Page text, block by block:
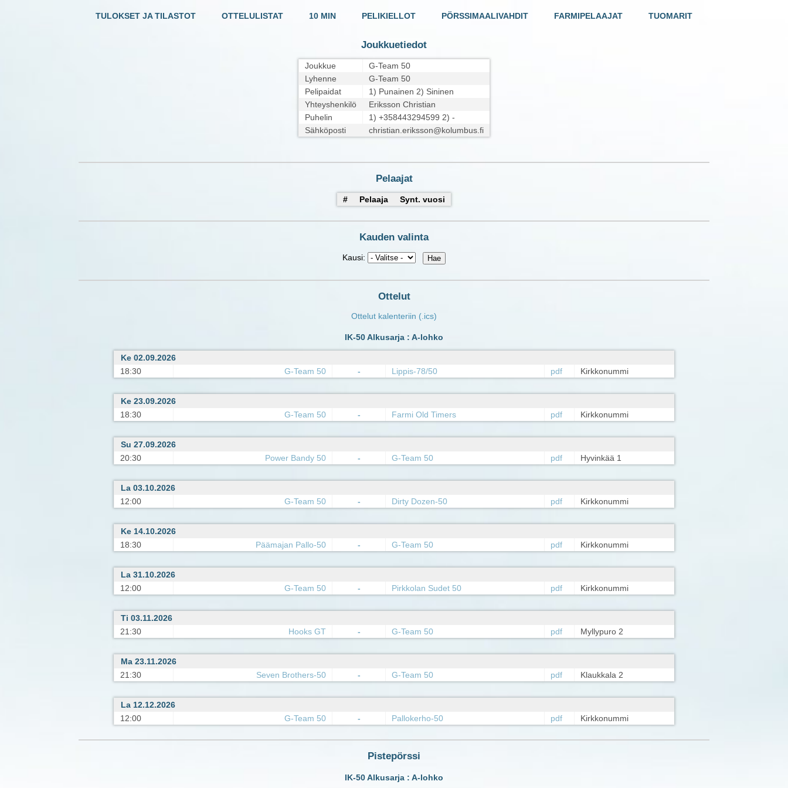
TULOKSET JA TILASTOT OTTELULISTAT 10 MIN PELIKIELLOT PÖRSSIMAALIVAHDIT FARMIPELAAJAT TUOMARIT
Joukkuetiedot
Joukkue
G-Team 50
Lyhenne
G-Team 50
Pelipaidat
1) Punainen 2) Sininen
Yhteyshenkilö
Eriksson Christian
Puhelin
1) +358443294599 2) -
Sähköposti
christian.eriksson@kolumbus.fi
Pelaajat
# Pelaaja Synt. vuosi
Kauden valinta
Kausi:
Ottelut
Ottelut kalenteriin (.ics)
IK-50 Alkusarja : A-lohko
Ke 02.09.2026
18:30
G-Team 50 - Lippis-78/50 pdf Kirkkonummi
Ke 23.09.2026
18:30
G-Team 50 - Farmi Old Timers pdf Kirkkonummi
Su 27.09.2026
20:30
Power Bandy 50 - G-Team 50 pdf Hyvinkää 1
La 03.10.2026
12:00
G-Team 50 - Dirty Dozen-50 pdf Kirkkonummi
Ke 14.10.2026
18:30
Päämajan Pallo-50 - G-Team 50 pdf Kirkkonummi
La 31.10.2026
12:00
G-Team 50 - Pirkkolan Sudet 50 pdf Kirkkonummi
Ti 03.11.2026
21:30
Hooks GT - G-Team 50 pdf Myllypuro 2
Ma 23.11.2026
21:30
Seven Brothers-50 - G-Team 50 pdf Klaukkala 2
La 12.12.2026
12:00
G-Team 50 - Pallokerho-50 pdf Kirkkonummi
Pistepörssi
IK-50 Alkusarja : A-lohko